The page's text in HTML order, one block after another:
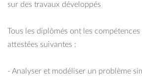
sur des travaux développés
Tous les diplômés ont les
attestées suivantes :
- Analyser et modéliser un problème